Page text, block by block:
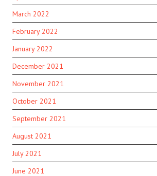
March 2022
February 2022
January 2022
December 2021
November 2021
October 2021
September 2021
August 2021
July 2021
June 2021